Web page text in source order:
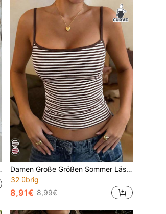
Damen Große Größen Sommer Lässig Mode Strick Gestreift Trägertop
32 übrig
8,91€ 8,99€